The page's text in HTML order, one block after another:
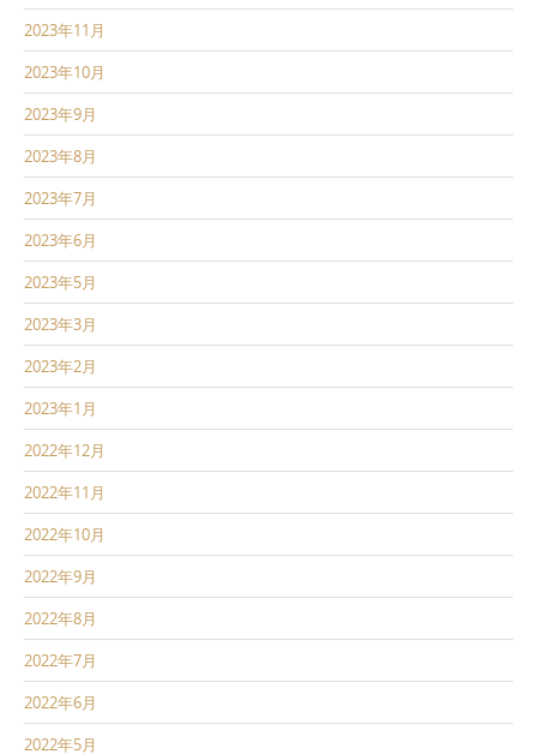
2023年11月
2023年10月
2023年9月
2023年8月
2023年7月
2023年6月
2023年5月
2023年3月
2023年2月
2023年1月
2022年12月
2022年11月
2022年10月
2022年9月
2022年8月
2022年7月
2022年6月
2022年5月